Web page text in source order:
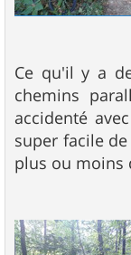
Ce qu'il y a
chemins
accidenté
super facile
plus ou moins